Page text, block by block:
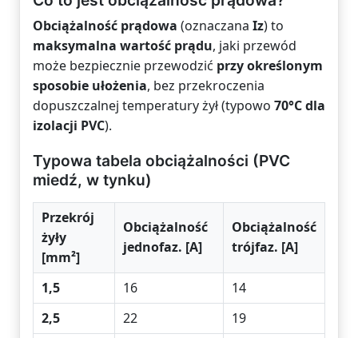
Obciążalność prądowa (oznaczana Iz) to
maksymalna wartość prądu, jaki przewód
może bezpiecznie przewodzić przy określonym
sposobie ułożenia, bez przekroczenia
dopuszczalnej temperatury żył (typowo 70°C dla
izolacji PVC).
Typowa tabela obciążalności (PVC
miedź, w tynku)
Przekrój
żyły
[mm²]
Obciążalność
jednofaz. [A]
Obciążalność
trójfaz. [A]
1,5 16
14
2,5
22
19